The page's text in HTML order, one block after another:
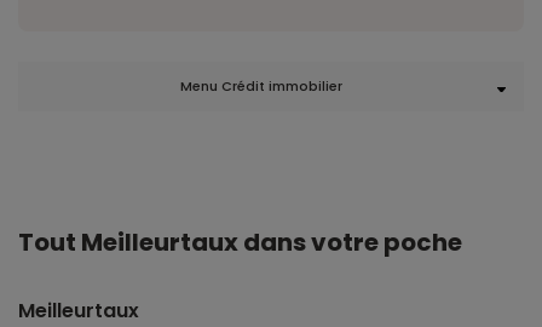
Menu Crédit immobilier
Tout Meilleurtaux dans votre poche
Meilleurtaux